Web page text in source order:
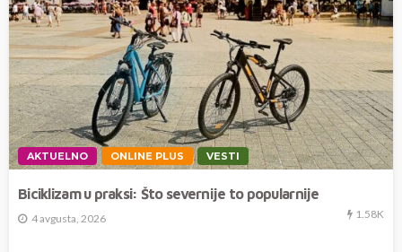
AKTUELNO ONLINE PLUS VESTI
Biciklizam u praksi: Što severnije to popularnije
4 avgusta, 2026 1.58K